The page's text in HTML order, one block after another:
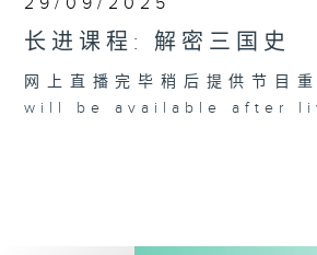
长进课程: 解密三国史
网上直播完毕稍后提供节目
will be available after